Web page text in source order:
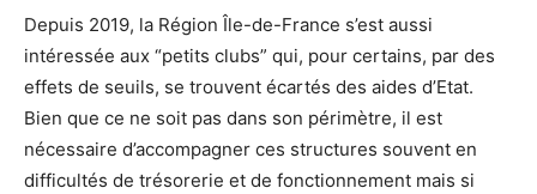
Depuis 2019, la Région Île-de-France s’est aussi
intéressée aux “petits clubs” qui, pour certains, par des
effets de seuils, se trouvent écartés des aides d’Etat.
Bien que ce ne soit pas dans son périmètre, il est
nécessaire d’accompagner ces structures souvent en
difficultés de trésorerie et de fonctionnement mais si